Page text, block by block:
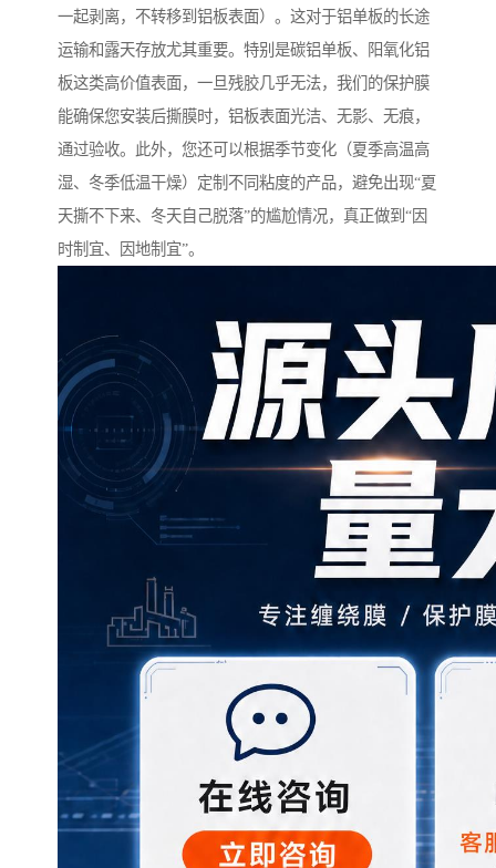
一起剥离，不转移到铝板表面）。这对于铝单板的长途
运输和露天存放尤其重要。特别是碳铝单板、阳氧化铝
板这类高价值表面，一旦残胶几乎无法，我们的保护膜
能确保您安装后撕膜时，铝板表面光洁、无影、无痕，
通过验收。此外，您还可以根据季节变化（夏季高温高
湿、冬季低温干燥）定制不同粘度的产品，避免出现“夏
天撕不下来、冬天自己脱落”的尴尬情况，真正做到“因
时制宜、因地制宜”。